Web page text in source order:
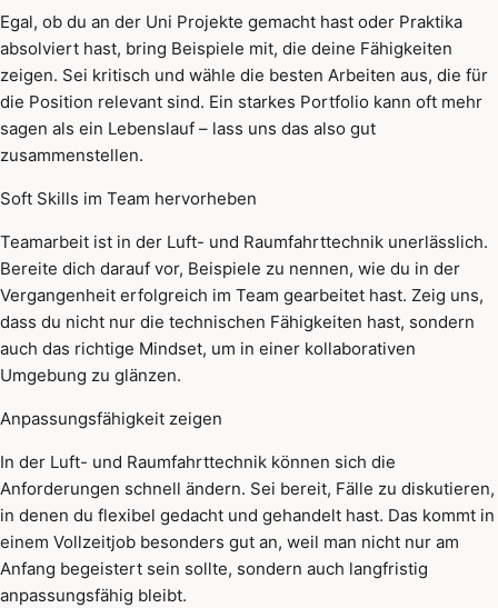
Egal, ob du an der Uni Projekte gemacht hast oder Praktika
absolviert hast, bring Beispiele mit, die deine Fähigkeiten
zeigen. Sei kritisch und wähle die besten Arbeiten aus, die für
die Position relevant sind. Ein starkes Portfolio kann oft mehr
sagen als ein Lebenslauf – lass uns das also gut
zusammenstellen.
Soft Skills im Team hervorheben
Teamarbeit ist in der Luft- und Raumfahrttechnik unerlässlich.
Bereite dich darauf vor, Beispiele zu nennen, wie du in der
Vergangenheit erfolgreich im Team gearbeitet hast. Zeig uns,
dass du nicht nur die technischen Fähigkeiten hast, sondern
auch das richtige Mindset, um in einer kollaborativen
Umgebung zu glänzen.
Anpassungsfähigkeit zeigen
In der Luft- und Raumfahrttechnik können sich die
Anforderungen schnell ändern. Sei bereit, Fälle zu diskutieren,
in denen du flexibel gedacht und gehandelt hast. Das kommt in
einem Vollzeitjob besonders gut an, weil man nicht nur am
Anfang begeistert sein sollte, sondern auch langfristig
anpassungsfähig bleibt.